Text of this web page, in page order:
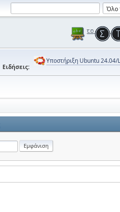
Ειδήσεις:
Υποστήριξη Ubuntu